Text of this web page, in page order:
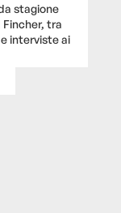
stagione
tra
interviste ai